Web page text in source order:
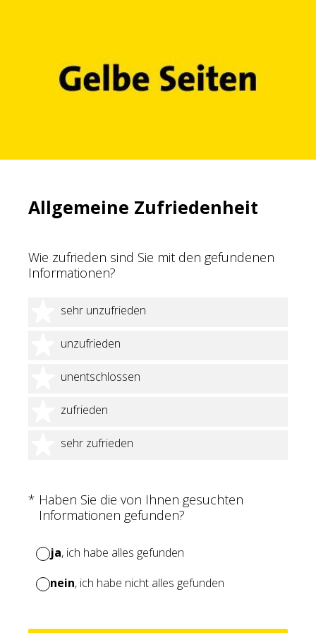
Allgemeine Zufriedenheit
Wie zufrieden sind Sie mit den gefundenen
Informationen?
sehr unzufrieden
1 Stern
unzufrieden
2 Sterne
unentschlossen
3 Sterne
zufrieden
4 Sterne
sehr zufrieden
5 Sterne
* Haben Sie die von Ihnen gesuchten
Informationen gefunden?
(Erforderlich.)
ja, ich habe alles gefunden
nein, ich habe nicht alles gefunden